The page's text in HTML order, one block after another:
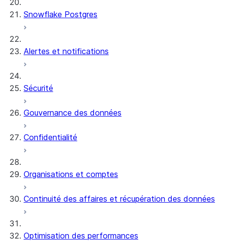
Snowflake Postgres
Alertes et notifications
Sécurité
Gouvernance des données
Confidentialité
Organisations et comptes
Continuité des affaires et récupération des données
Optimisation des performances